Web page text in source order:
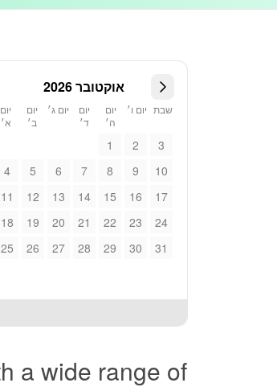
אוקטובר 2026
יום
א׳
יום
ב׳
יום ג׳
יום
ד׳
יום
ה׳
יום ו׳ שבת
1 2
3
4
5 6 7 8 9
10
11
12 13 14 15 16
17
18
19 20 21 22 23
24
25
26 27 28 29 30 31
a wide range of